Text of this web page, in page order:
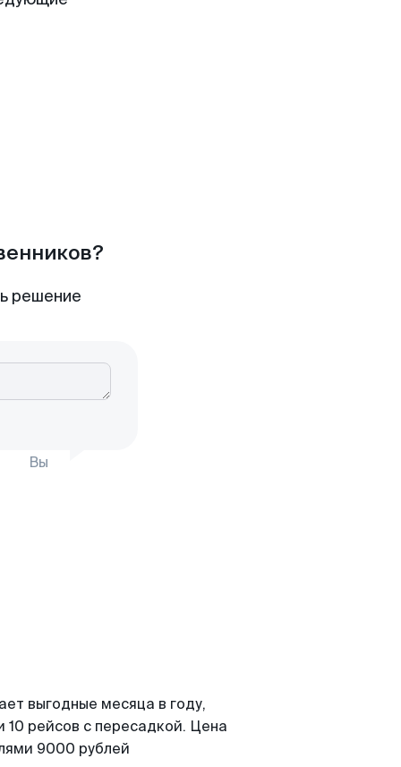
решение
Вы
выгодные месяца в году,
рейсов с пересадкой. Цена
9000 рублей